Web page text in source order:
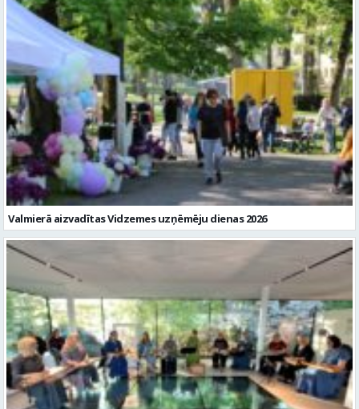
Valmierā aizvadītas Vidzemes uzņēmēju dienas 2026